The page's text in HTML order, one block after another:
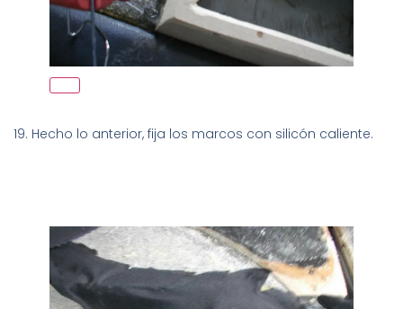
19. Hecho lo anterior, fija los marcos con silicón caliente.